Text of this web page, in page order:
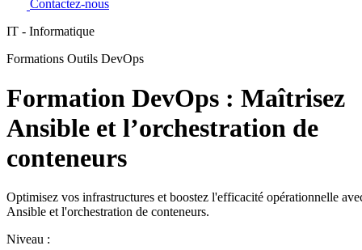
Contactez-nous
IT - Informatique
Formations Outils DevOps
Formation DevOps : Maîtrisez
Ansible et l’orchestration de
conteneurs
Optimisez vos infrastructures et boostez l'efficacité opérationnelle
Ansible et l'orchestration de conteneurs.
Niveau :